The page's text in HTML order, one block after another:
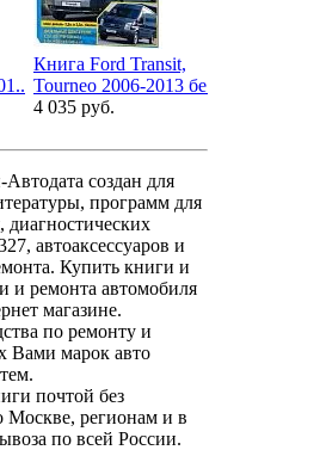
Книга Ford Transit,
Tourneo 2006-2013 бе..
4 035 руб.
создан для
программ для
диагностических
автоаксессуаров и
Купить книги и
и ремонта автомобиля
магазине.
по ремонту и
Вами марок авто
почтой без
Москве, регионам и в
по всей России.